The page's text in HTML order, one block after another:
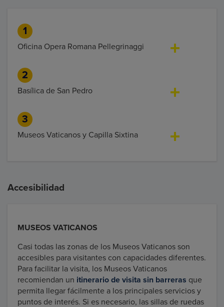
1
Oficina Opera Romana Pellegrinaggi
2
Basílica de San Pedro
3
Museos Vaticanos y Capilla Sixtina
Accesibilidad
MUSEOS VATICANOS
Casi todas las zonas de los Museos Vaticanos son
accesibles para visitantes con capacidades diferentes.
Para facilitar la visita, los Museos Vaticanos
recomiendan un itinerario de visita sin barreras que
permita llegar fácilmente a los principales servicios y
puntos de interés. Si es necesario, las sillas de ruedas